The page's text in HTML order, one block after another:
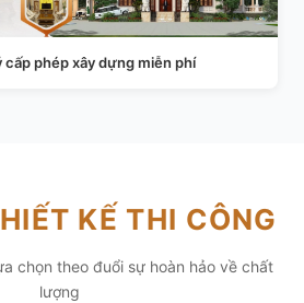
phép xây dựng miễn phí
KẾ THI CÔNG
chọn theo đuổi sự hoàn hảo về chất
lượng